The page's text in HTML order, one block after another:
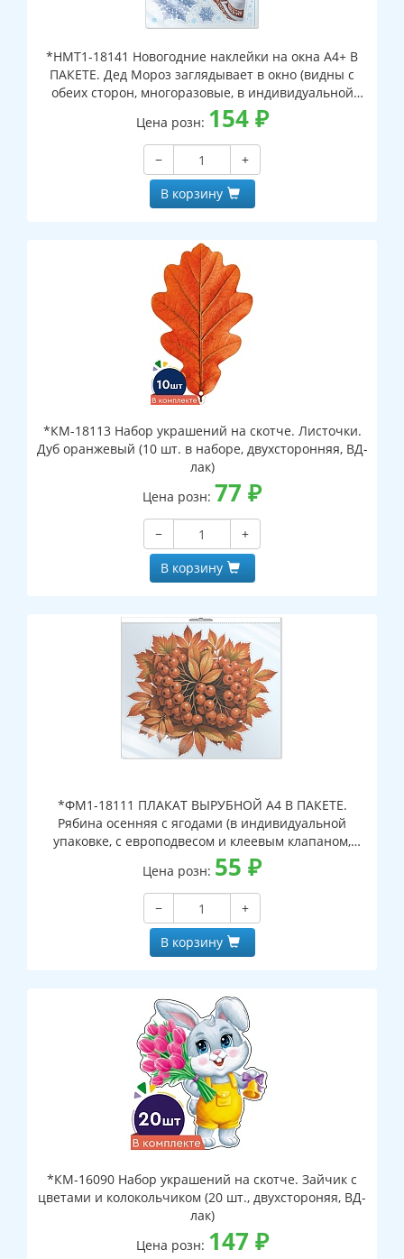
*НМТ1-18141 Новогодние наклейки на окна А4+ В
ПАКЕТЕ. Дед Мороз заглядывает в окно (видны с
обеих сторон, многоразовые, в индивидуальной
упаковке, с европодвесом и клеевым клапаном)
Цена розн: 154₽
−
+
В корзину
*КМ-18113 Набор украшений на скотче. Листочки.
Дуб оранжевый (10 шт. в наборе, двухсторонняя, ВД-
лак)
Цена розн: 77 ₽
−
+
В корзину
*ФМ1-18111 ПЛАКАТ ВЫРУБНОЙ А4 В ПАКЕТЕ.
Рябина осенняя с ягодами (в индивидуальной
упаковке, с европодвесом и клеевым клапаном,
двухсторонний, ВД-лак)
Цена розн: 55 ₽
−
+
В корзину
*КМ-16090 Набор украшений на скотче. Зайчик с
цветами и колокольчиком (20 шт., двухстороняя, ВД-
лак)
Цена розн: 147 ₽